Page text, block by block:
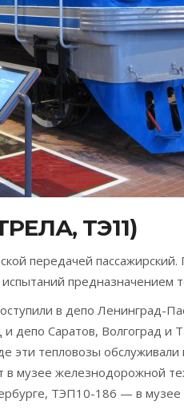
ТЭ11)
передачей
в депо Ленинград-
депо Саратов, Волгоград и
эти тепловозы
в музее железнодорожной
ТЭП10-186 — в